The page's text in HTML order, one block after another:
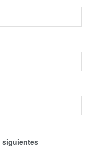
siguientes